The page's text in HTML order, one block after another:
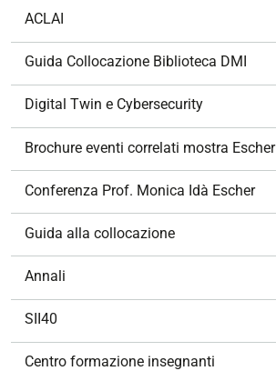
ACLAI
Guida Collocazione Biblioteca DMI
Digital Twin e Cybersecurity
Brochure eventi correlati mostra Escher
Conferenza Prof. Monica Idà Escher
Guida alla collocazione
Annali
SII40
Centro formazione insegnanti